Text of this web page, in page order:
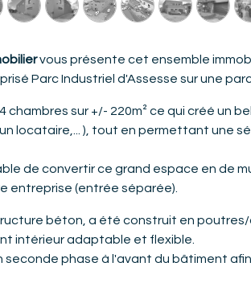
vous présente cet ensemble
Parc Industriel d'Assesse sur une
chambres sur +/- 220m² ce qui créé un
locataire,... ), tout en permettant une
de convertir ce grand espace en de
entreprise (entrée séparée).
béton, a été construit en
intérieur adaptable et flexible.
phase à l'avant du bâtiment